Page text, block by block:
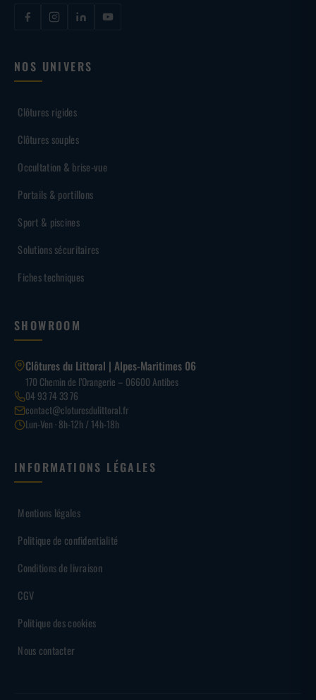
NOS UNIVERS
Clôtures rigides
Clôtures souples
Occultation & brise-vue
Portails & portillons
Sport & piscines
Solutions sécuritaires
Fiches techniques
SHOWROOM
Clôtures du Littoral | Alpes-Maritimes 06
170 Chemin de l’Orangerie – 06600 Antibes
04 93 74 33 76
contact@cloturesdulittoral.fr
Lun-Ven · 8h-12h / 14h-18h
INFORMATIONS LÉGALES
Mentions légales
Politique de confidentialité
Conditions de livraison
CGV
Politique des cookies
Nous contacter